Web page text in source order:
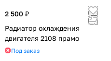
2 500 ₽
Радиатор охлаждения
двигателя 2108 прамо
Под заказ